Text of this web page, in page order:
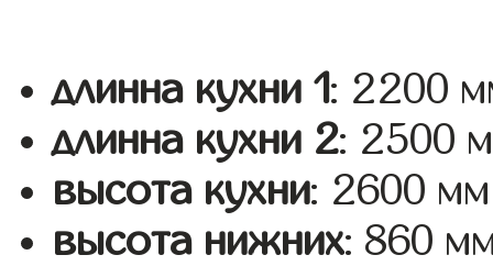
длинна кухни 1: 2200
длинна кухни 2: 2500
высота кухни: 2600 мм
высота нижних: 860